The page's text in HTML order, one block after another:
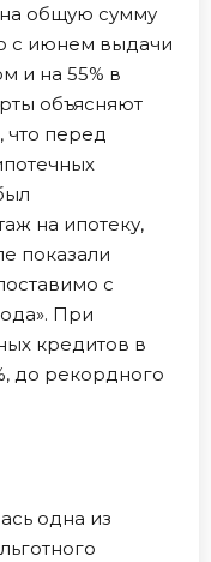
на общую сумму
с июнем выдачи
и на 55% в
объясняют
что перед
на ипотеку,
показали
с
При
кредитов в
до рекордного
одна из